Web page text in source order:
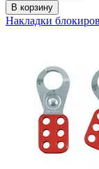
В корзину
Накладки